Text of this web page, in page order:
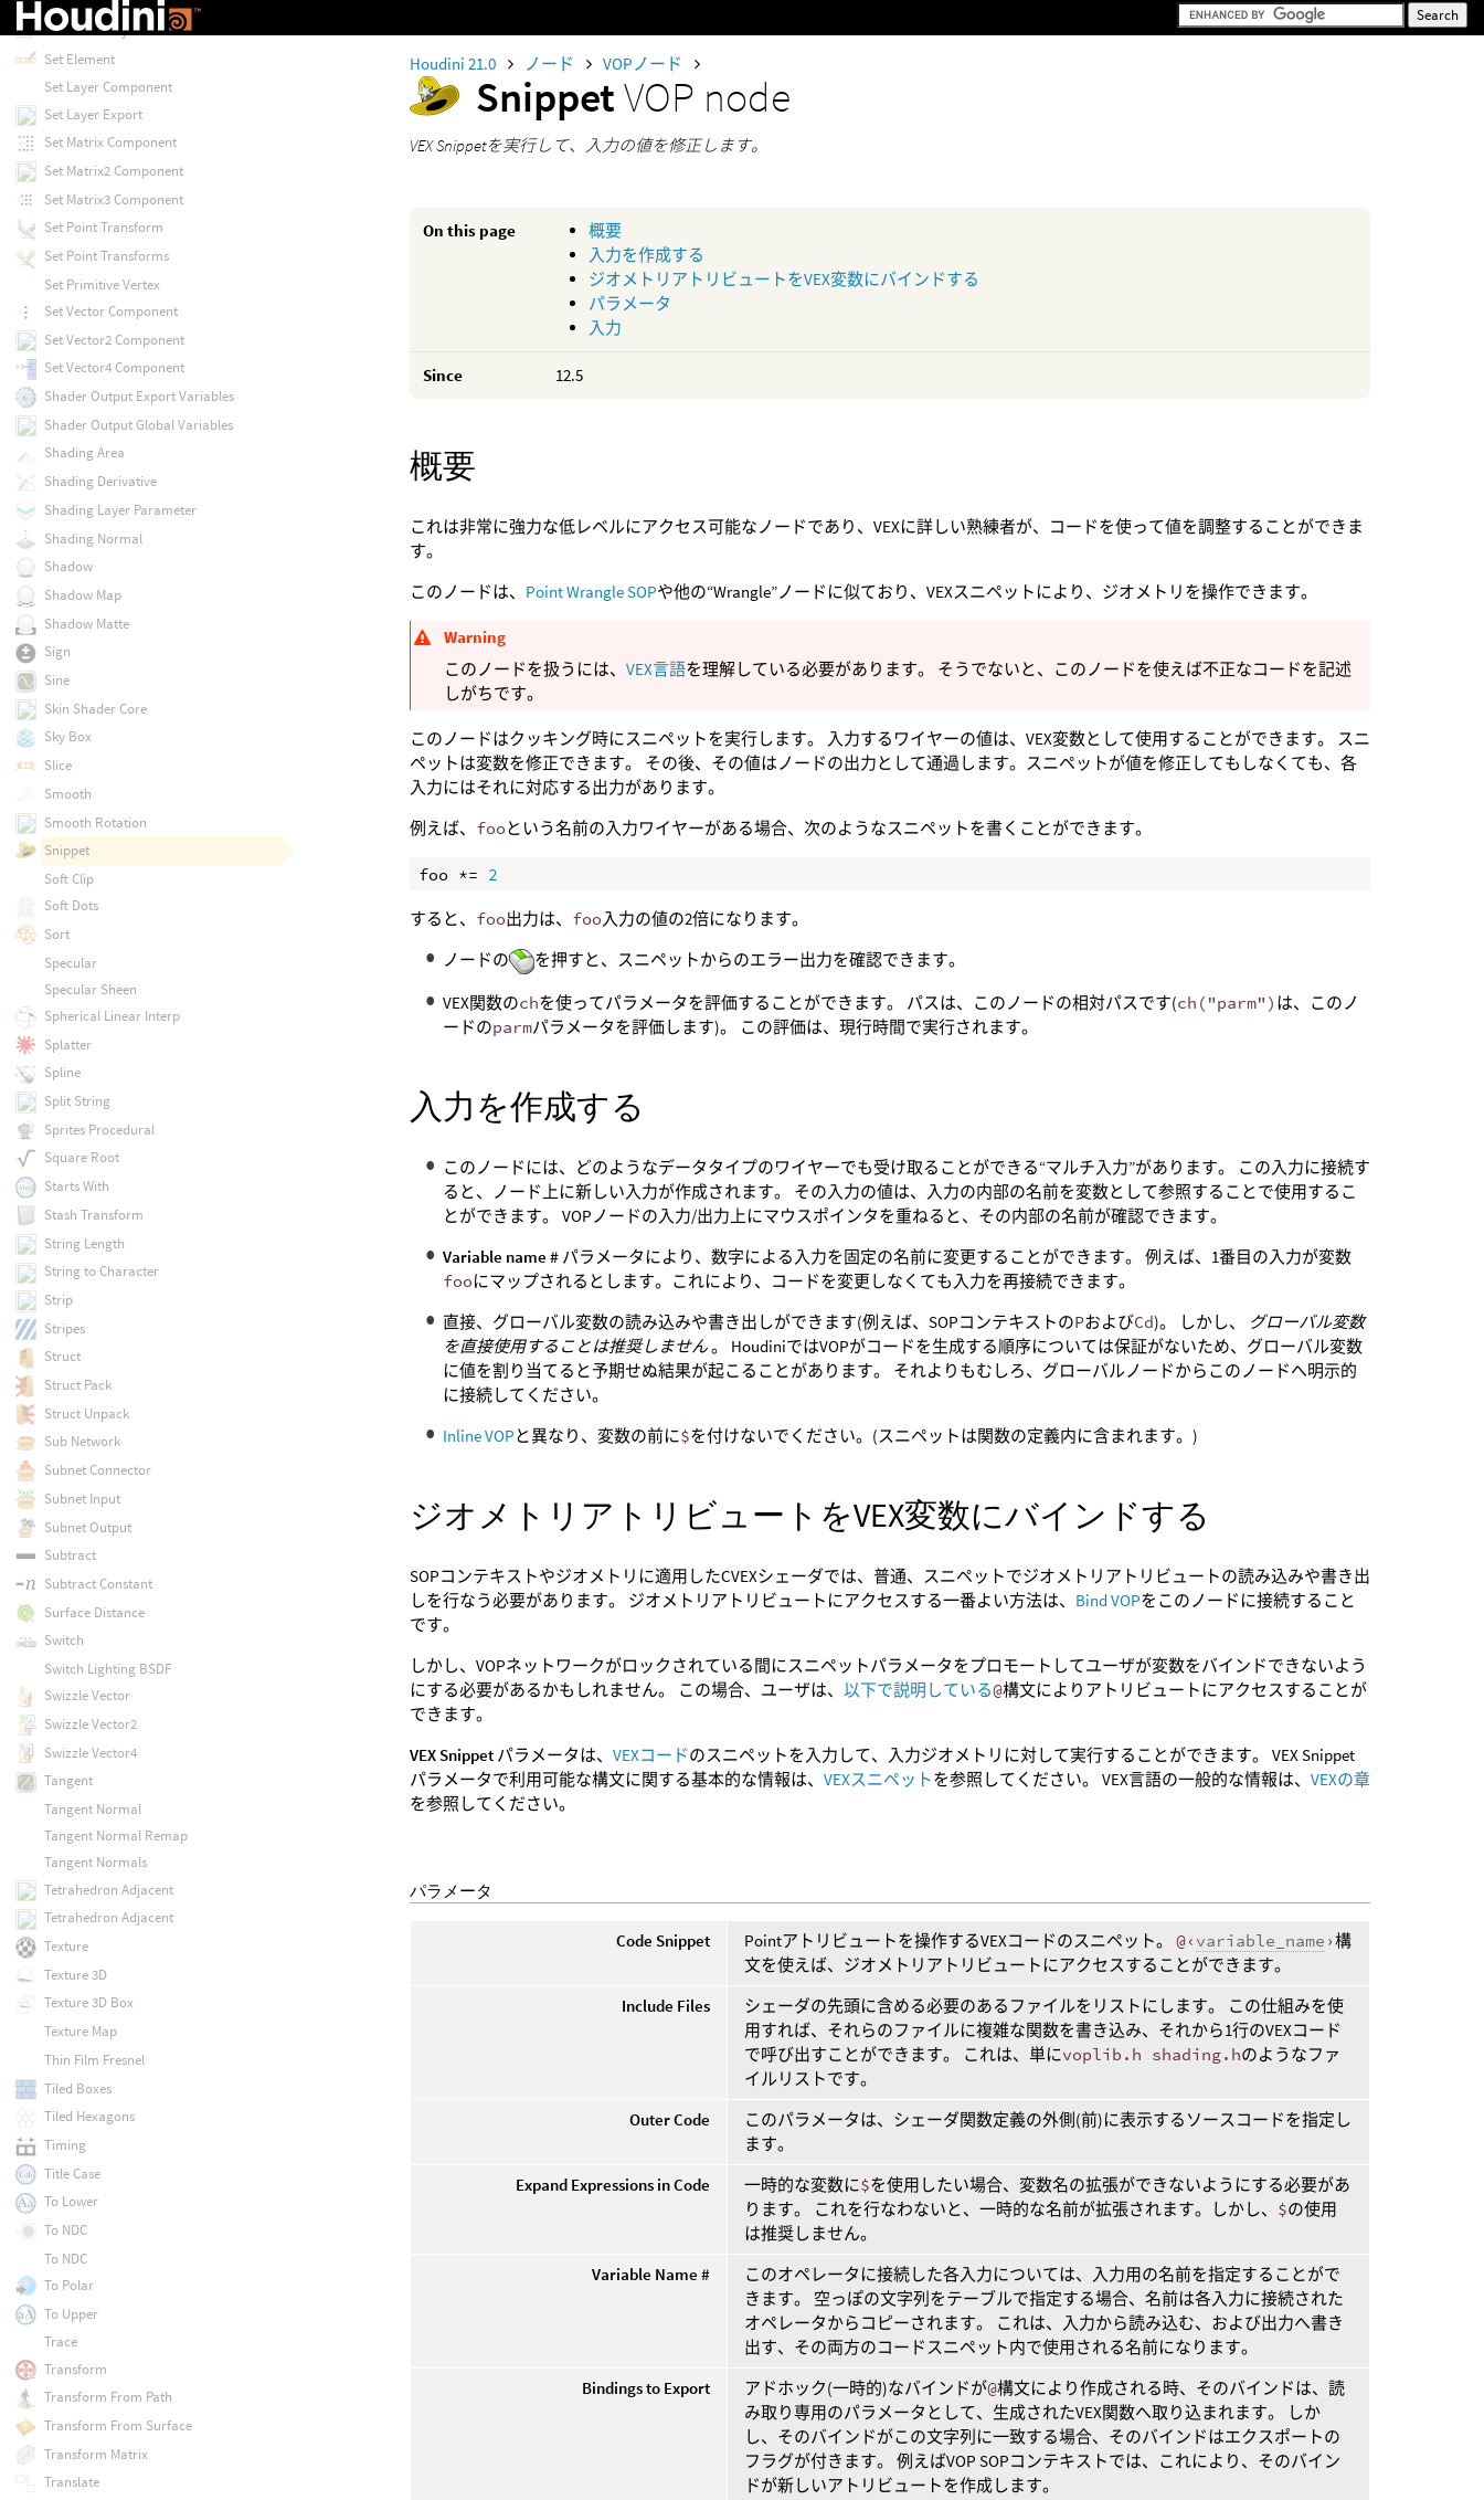
Houdini 21.0 ノード VOPノード
SnippetVOP node
VEX Snippetを実行して、入力の値を修正します。
On this page
概要
入力を作成する
ジオメトリアトリビュートをVEX変数にバインドする
パラメータ
入力
Since 12.5
概要
これは非常に強力な低レベルにアクセス可能なノードであり、VEXに詳しい熟練者が、コードを使って値を調整することができま
す。
このノードは、 Point Wrangle SOPや他の“Wrangle”ノードに似ており、VEXスニペットにより、ジオメトリを操作できます。
Warning
このノードを扱うには、VEX言語を理解している必要があります。 そうでないと、このノードを使えば不正なコードを記述
しがちです。
このノードはクッキング時にスニペットを実行します。 入力するワイヤーの値は、VEX変数として使用することができます。 スニ
ペットは変数を修正できます。 その後、その値はノードの出力として通過します。スニペットが値を修正してもしなくても、各
入力にはそれに対応する出力があります。
例えば、 fooという名前の入力ワイヤーがある場合、次のようなスニペットを書くことができます。
foo *= 2
すると、 foo出力は、 foo入力の値の2倍になります。
ノードの
を押すと、スニペットからのエラー出力を確認できます。
VEX関数のchを使ってパラメータを評価することができます。 パスは、このノードの相対パスです(ch("parm") は、このノ
ードのparmパラメータを評価します)。 この評価は、現行時間で実行されます。
入力を作成する
このノードには、どのようなデータタイプのワイヤーでも受け取ることができる“マルチ入力”があります。 この入力に接続す
ると、ノード上に新しい入力が作成されます。 その入力の値は、入力の内部の名前を変数として参照することで使用するこ
とができます。 VOPノードの入力/出力上にマウスポインタを重ねると、その内部の名前が確認できます。
Variable name # パラメータにより、数字による入力を固定の名前に変更することができます。 例えば、1番目の入力が変数
fooにマップされるとします。これにより、コードを変更しなくても入力を再接続できます。
直接、グローバル変数の読み込みや書き出しができます(例えば、SOPコンテキストのPおよびCd)。 しかし、 グローバル変数
を直接使用することは推奨しません。 HoudiniではVOPがコードを生成する順序については保証がないため、グローバル変数
に値を割り当てると予期せぬ結果が起こることがあります。 それよりもむしろ、グローバルノードからこのノードへ明示的
に接続してください。
Inline VOPと異なり、変数の前に$を付けないでください。(スニペットは関数の定義内に含まれます。)
ジオメトリアトリビュートをVEX変数にバインドする
SOPコンテキストやジオメトリに適用したCVEXシェーダでは、普通、スニペットでジオメトリアトリビュートの読み込みや書き出
しを行なう必要があります。 ジオメトリアトリビュートにアクセスする一番よい方法は、 Bind VOPをこのノードに接続すること
です。
しかし、VOPネットワークがロックされている間にスニペットパラメータをプロモートしてユーザが変数をバインドできないよう
にする必要があるかもしれません。 この場合、ユーザは、 以下で説明している@構文によりアトリビュートにアクセスすることが
できます。
VEX Snippet パラメータは、VEXコードのスニペットを入力して、入力ジオメトリに対して実行することができます。 VEX Snippet
パラメータで利用可能な構文に関する基本的な情報は、VEXスニペットを参照してください。 VEX言語の一般的な情報は、VEXの章
を参照してください。
パラメータ
Code Snippet Pointアトリビュートを操作するVEXコードのスニペット。@‹ variable_name ›構
文を使えば、ジオメトリアトリビュートにアクセスすることができます。
Include Files
シェーダの先頭に含める必要のあるファイルをリストにします。 この仕組みを使
用すれば、それらのファイルに複雑な関数を書き込み、それから1行のVEXコード
で呼び出すことができます。 これは、単にvoplib.h shading.hのようなファ
イルリストです。
Outer Code
このパラメータは、シェーダ関数定義の外側(前)に表示するソースコードを指定し
ます。
Expand Expressions in Code
一時的な変数に$を使用したい場合、変数名の拡張ができないようにする必要があ
ります。 これを行なわないと、一時的な名前が拡張されます。しかし、 $の使用
は推奨しません。
Variable Name #
このオペレータに接続した各入力については、入力用の名前を指定することがで
きます。 空っぽの文字列をテーブルで指定する場合、名前は各入力に接続された
オペレータからコピーされます。 これは、入力から読み込む、および出力へ書き
出す、その両方のコードスニペット内で使用される名前になります。
Bindings to Export
アドホック(一時的)なバインドが@構文により作成される時、そのバインドは、読
み取り専用のパラメータとして、生成されたVEX関数へ取り込まれます。 しか
し、そのバインドがこの文字列に一致する場合、そのバインドはエクスポートの
フラグが付きます。 例えばVOP SOPコンテキストでは、これにより、そのバイン
ドが新しいアトリビュートを作成します。
Set Dictionary Element
Set Element
Set Layer Component
Set Layer Export
Set Matrix Component
Set Matrix2 Component
Set Matrix3 Component
Set Point Transform
Set Point Transforms
Set Primitive Vertex
Set Vector Component
Set Vector2 Component
Set Vector4 Component
Shader Output Export Variables
Shader Output Global Variables
Shading Area
Shading Derivative
Shading Layer Parameter
Shading Normal
Shadow
Shadow Map
Shadow Matte
Sign
Sine
Skin Shader Core
Sky Box
Slice
Smooth
Smooth Rotation
Snippet
Soft Clip
Soft Dots
Sort
Specular
Specular Sheen
Spherical Linear Interp
Splatter
Spline
Split String
Sprites Procedural
Square Root
Starts With
Stash Transform
String Length
String to Character
Strip
Stripes
Struct
Struct Pack
Struct Unpack
Sub Network
Subnet Connector
Subnet Input
Subnet Output
Subtract
Subtract Constant
Surface Distance
Switch
Switch Lighting BSDF
Swizzle Vector
Swizzle Vector2
Swizzle Vector4
Tangent
Tangent Normal
Tangent Normal Remap
Tangent Normals
Tetrahedron Adjacent
Tetrahedron Adjacent
Texture
Texture 3D
Texture 3D Box
Texture Map
Thin Film Fresnel
Tiled Boxes
Tiled Hexagons
Timing
Title Case
To Lower
To NDC
To NDC
To Polar
To Upper
Trace
Transform
Transform From Path
Transform From Surface
Transform Matrix
Translate